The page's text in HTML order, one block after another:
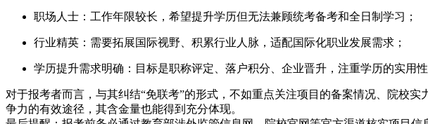
职场人士：工作年限较长，希望提升学历但无法兼顾统考备考和全日制学习；
行业精英：需要拓展国际视野、积累行业人脉，适配国际化职业发展需求；
学历提升需求明确：目标是职称评定、落户积分、企业晋升，注重学历的实用性
对于报考者而言，与其纠结“免联考”的形式，不如重点关注项目的备案情况、院校
争力的有效途径，其含金量也能得到充分体现。